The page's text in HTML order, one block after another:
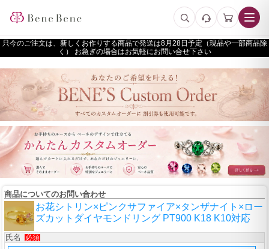
只今のご注文は、新しくお作りする商品で発送は
予定（現品や一部商品除
く） お急ぎの場合はお気軽にお問い合せ下さい
商品についてのお問い合わせ
お花シトリン×ピンクサファイア×タンザナイト×ロー
ズカットダイヤモンドリング PT900 K18 K10対応
氏名 必須